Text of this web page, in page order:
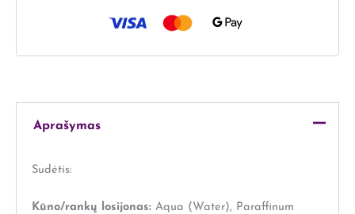
Aprašymas
Sudėtis:
Kūno/rankų losijonas: Aqua (Water), Paraffinum